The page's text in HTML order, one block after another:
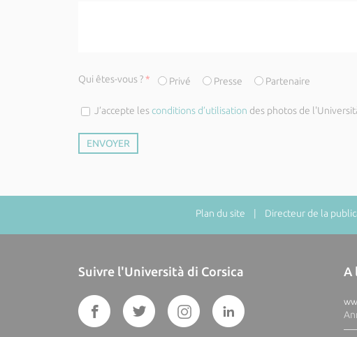
Qui êtes-vous ?* Privé Presse Partenaire
J’accepte lesconditions d’utilisation des photos de
Plan du site | Directeur de la
Suivre l'Università di Corsica A